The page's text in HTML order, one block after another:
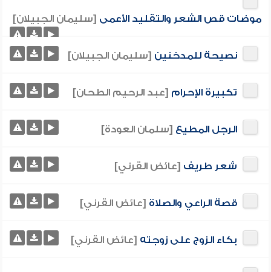
موضات قص الشعر والتقليد الأعمى [سليمان الجبيلان]
نصيحة للمدخنين [سليمان الجبيلان]
تكبيرة الإحرام [عبد الرحيم الطحان]
الرجل المطيع [سلمان العودة]
شعر طريف [عائض القرني]
قصة الراعي والصلاة [عائض القرني]
بكاء الزوج على زوجته [عائض القرني]